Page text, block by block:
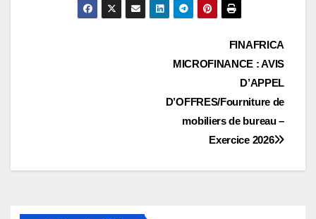
FINAFRICA
MICROFINANCE : AVIS
D’APPEL
D’OFFRES/Fourniture de
mobiliers de bureau –
Exercice 2026